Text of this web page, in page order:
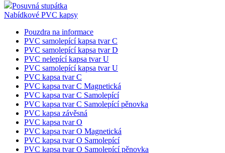
Posuvná stupátka
Nabídkové PVC kapsy
Pouzdra na informace
PVC samolepící kapsa tvar C
PVC samolepící kapsa tvar D
PVC nelepící kapsa tvar U
PVC samolepící kapsa tvar U
PVC kapsa tvar C
PVC kapsa tvar C Magnetická
PVC kapsa tvar C Samolepící
PVC kapsa tvar C Samolepící pěnovka
PVC kapsa závěsná
PVC kapsa tvar O
PVC kapsa tvar O Magnetická
PVC kapsa tvar O Samolepící
PVC kapsa tvar O Samolepící pěnovka